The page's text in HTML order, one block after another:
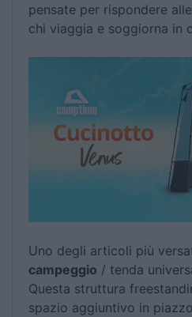
pensate per rispondere
chi viaggia e soggiorna in
Uno degli articoli più
campeggio / tenda
Questa struttura
spazio aggiuntivo in